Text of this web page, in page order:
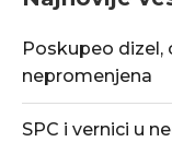
Poskupeo dizel,
nepromenjena
SPC i vernici u